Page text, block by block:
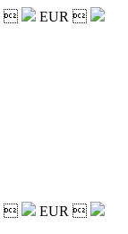
 EUR 
 EUR 